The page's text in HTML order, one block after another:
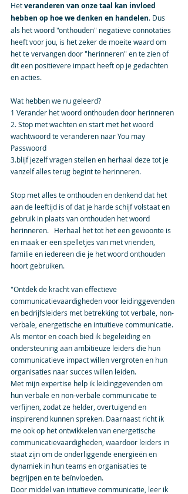
Het veranderen van onze taal kan invloed
hebben op hoe we denken en handelen. Dus
als het woord "onthouden" negatieve connotaties
heeft voor jou, is het zeker de moeite waard om
het te vervangen door "herinneren" en te zien of
dit een positievere impact heeft op je gedachten
en acties.
Wat hebben we nu geleerd?
1 Verander het woord onthouden door herinneren
2. Stop met wachten en start met het woord
wachtwoord te veranderen naar You may
Passwoord
3.blijf jezelf vragen stellen en herhaal deze tot je
vanzelf alles terug begint te herinneren.
Stop met alles te onthouden en denkend dat het
aan de leeftijd is of dat je harde schijf volstaat en
gebruik in plaats van onthouden het woord
herinneren.   Herhaal het tot het een gewoonte is
en maak er een spelletjes van met vrienden,
familie en iedereen die je het woord onthouden
hoort gebruiken.
"Ontdek de kracht van effectieve
communicatievaardigheden voor leidinggevenden
en bedrijfsleiders met betrekking tot verbale, non-
verbale, energetische en intuïtieve communicatie.
Als mentor en coach bied ik begeleiding en
ondersteuning aan ambitieuze leiders die hun
communicatieve impact willen vergroten en hun
organisaties naar succes willen leiden.
Met mijn expertise help ik leidinggevenden om
hun verbale en non-verbale communicatie te
verfijnen, zodat ze helder, overtuigend en
inspirerend kunnen spreken. Daarnaast richt ik
me ook op het ontwikkelen van energetische
communicatievaardigheden, waardoor leiders in
staat zijn om de onderliggende energieën en
dynamiek in hun teams en organisaties te
begrijpen en te beïnvloeden.
Door middel van intuïtieve communicatie, leer ik